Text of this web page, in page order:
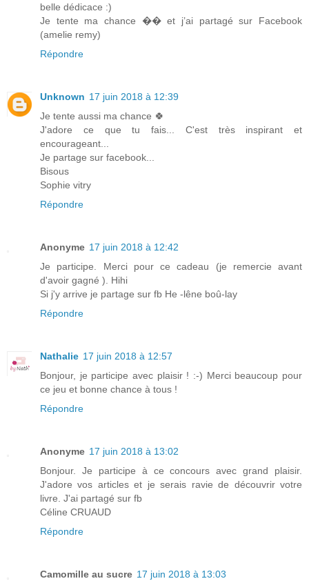
belle dédicace :)
Je tente ma chance �� et j’ai partagé sur Facebook
(amelie remy)
Répondre
Unknown 17 juin 2018 à 12:39
Je tente aussi ma chance 🍀
J'adore ce que tu fais... C'est très inspirant et
encourageant...
Je partage sur facebook...
Bisous
Sophie vitry
Répondre
Anonyme 17 juin 2018 à 12:42
Je participe. Merci pour ce cadeau (je remercie avant
d'avoir gagné ). Hihi
Si j'y arrive je partage sur fb He -lêne boû-lay
Répondre
Nathalie 17 juin 2018 à 12:57
Bonjour, je participe avec plaisir ! :-) Merci beaucoup pour
ce jeu et bonne chance à tous !
Répondre
Anonyme 17 juin 2018 à 13:02
Bonjour. Je participe à ce concours avec grand plaisir.
J'adore vos articles et je serais ravie de découvrir votre
livre. J'ai partagé sur fb
Céline CRUAUD
Répondre
Camomille au sucre 17 juin 2018 à 13:03